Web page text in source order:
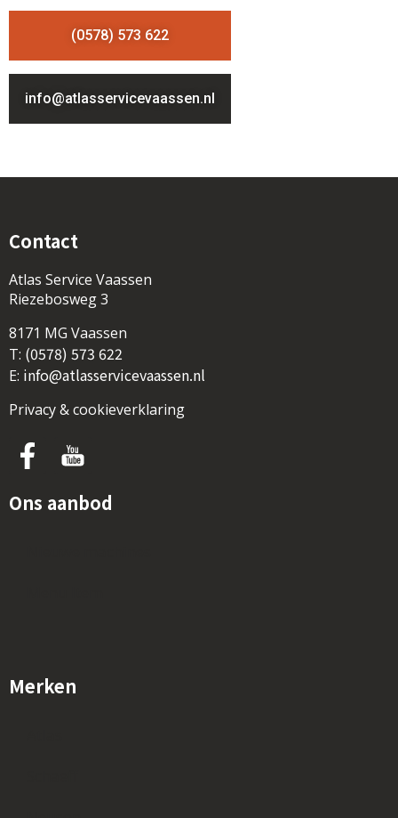
(0578) 573 622
info@atlasservicevaassen.nl
Contact
Atlas Service Vaassen
Riezebosweg 3
8171 MG Vaassen
T: (0578) 573 622
E: info@atlasservicevaassen.nl
Privacy & cookieverklaring
Ons aanbod
Merken